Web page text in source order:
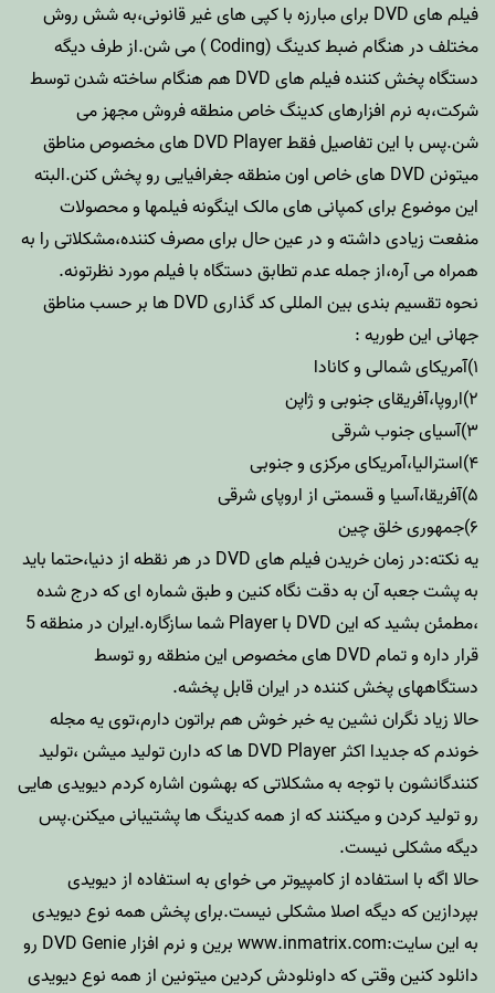
فیلم های DVD برای مبارزه با کپی های غیر قانونی،به شش روش
مختلف در هنگام ضبط کدینگ (Coding ) می شن.از طرف دیگه
دستگاه پخش کننده فیلم های DVD هم هنگام ساخته شدن توسط
شرکت،به نرم افزارهای کدینگ خاص منطقه فروش مجهز می
شن.پس با این تفاصیل فقط DVD Player های مخصوص مناطق
میتونن DVD های خاص اون منطقه جغرافیایی رو پخش کنن.البته
این موضوع برای کمپانی های مالک اینگونه فیلمها و محصولات
منفعت زیادی داشته و در عین حال برای مصرف کننده،مشکلاتی را به
همراه می آره،از جمله عدم تطابق دستگاه با فیلم مورد نظرتونه.
نحوه تقسیم بندی بین المللی کد گذاری DVD ها بر حسب مناطق
جهانی این طوریه :
۱)آمریکای شمالی و کانادا
۲)اروپا،آفریقای جنوبی و ژاپن
۳)آسیای جنوب شرقی
۴)استرالیا،آمریکای مرکزی و جنوبی
۵)آفریقا،آسیا و قسمتی از اروپای شرقی
۶)جمهوری خلق چین
یه نکته:در زمان خریدن فیلم های DVD در هر نقطه از دنیا،حتما باید
به پشت جعبه آن به دقت نگاه کنین و طبق شماره ای که درج شده
،مطمئن بشید که این DVD با Player شما سازگاره.ایران در منطقه 5
قرار داره و تمام DVD های مخصوص این منطقه رو توسط
دستگاههای پخش کننده در ایران قابل پخشه.
حالا زیاد نگران نشین یه خبر خوش هم براتون دارم،توی یه مجله
خوندم که جدیدا اکثر DVD Player ها که دارن تولید میشن ،تولید
کنندگانشون با توجه به مشکلاتی که بهشون اشاره کردم دیویدی هایی
رو تولید کردن و میکنند که از همه کدینگ ها پشتیبانی میکنن.پس
دیگه مشکلی نیست.
حالا اگه با استفاده از کامپیوتر می خوای به استفاده از دیویدی
بپردازین که دیگه اصلا مشکلی نیست.برای پخش همه نوع دیویدی
به این سایت:www.inmatrix.com برین و نرم افزار DVD Genie رو
دانلود کنین وقتی که داونلودش کردین میتونین از همه نوع دیویدی